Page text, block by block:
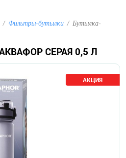
Фильтры-бутылки
Бутылка-
СЕРАЯ 0,5 Л